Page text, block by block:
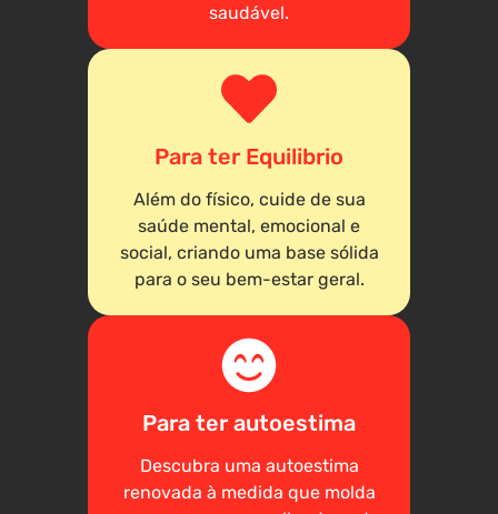
saudável.
Para ter Equilibrio
Além do físico, cuide de sua
saúde mental, emocional e
social, criando uma base sólida
para o seu bem-estar geral.
Para ter autoestima
Descubra uma autoestima
renovada à medida que molda